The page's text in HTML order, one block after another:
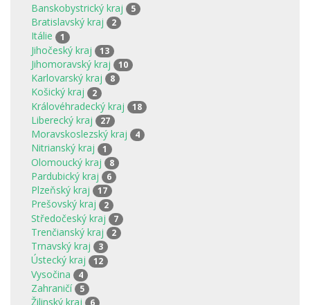
Banskobystrický kraj 5
Bratislavský kraj 2
Itálie 1
Jihočeský kraj 13
Jihomoravský kraj 10
Karlovarský kraj 8
Košický kraj 2
Královéhradecký kraj 18
Liberecký kraj 27
Moravskoslezský kraj 4
Nitrianský kraj 1
Olomoucký kraj 8
Pardubický kraj 6
Plzeňský kraj 17
Prešovský kraj 2
Středočeský kraj 7
Trenčianský kraj 2
Trnavský kraj 3
Ústecký kraj 12
Vysočina 4
Zahraničí 5
Žilinský kraj